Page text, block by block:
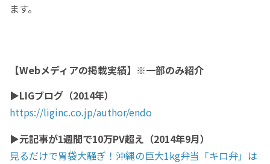
ます。
【Webメディアの掲載実績】※一部のみ紹介
▶LIGブログ（2014年）
https://liginc.co.jp/author/endo
▶元記事が1週間で10万PV超え（2014年9月）
見るだけで胃袋大騒ぎ！沖縄の巨大1kg弁当「キロ弁」は